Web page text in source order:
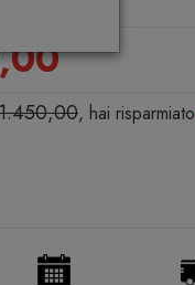
, hai risparmiato